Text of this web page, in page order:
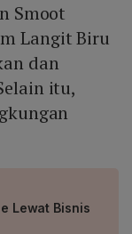
Smoot
Langit Biru
dan
itu,
Lewat Bisnis